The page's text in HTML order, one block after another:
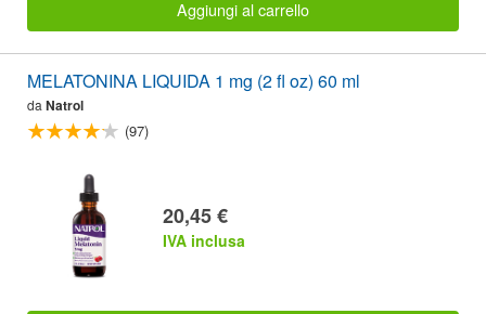
Aggiungi al carrello
MELATONINA LIQUIDA 1 mg (2 fl oz) 60 ml
da Natrol
(97)
20,45 €
IVA inclusa